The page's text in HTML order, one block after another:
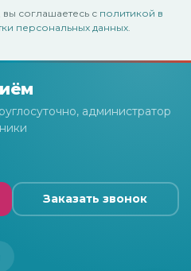
соглашаетесь с политикой в
персональных данных
администратор
Заказать звонок